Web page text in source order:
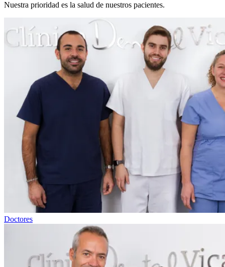
Nuestra prioridad es la salud de nuestros pacientes.
Doctores